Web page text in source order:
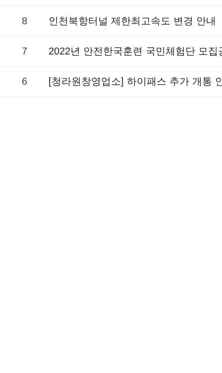
8 인천북항터널 제한최고속도 변경 안내
7 2022년 안전한국훈련 국민체험단 모집
6 [청라원창영업소] 하이패스 추가 개통